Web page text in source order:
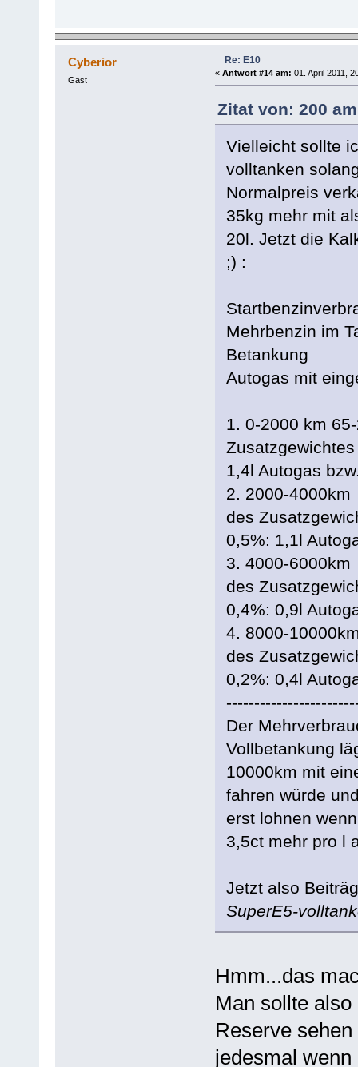
Cyberior
Gast
Re: E10
« Antwort #14 am: 01. April 2011,
Zitat von: 200
Vielleicht sollte
volltanken
Normalpreis
35kg mehr mit
20l. Jetzt die
;) :
Mehrbenzin im
Betankung
Autogas mit
1. 0-2000 km
1,4l Autogas
2. 2000-
des
0,5%: 1,1l
3. 4000-6000km
des
0,4%: 0,9l
4. 8000-
des
0,2%: 0,4l
Der
Vollbetankung
10000km mit
fahren würde
erst lohnen
3,5ct mehr pro l
Jetzt also
SuperE5-
Hmm...das
Man sollte
Reserve
jedesmal